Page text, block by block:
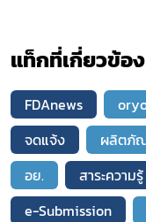
แท็กที่เกี่ยวข้อง
FDAnews
จดแจ้ง
ผลิตภั
อย.
สาระความรู้
e-Submission